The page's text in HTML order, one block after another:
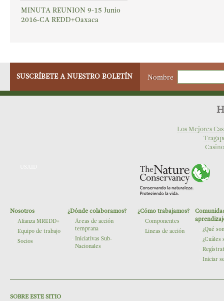
MINUTA REUNION 9-15 Junio
2016-CA REDD+Oaxaca
SUSCRÍBETE A NUESTRO BOLETÍN Nombre
Los Mejores
The Nature Conservancy
Nosotros
Alianza MREDD+
Equipo de trabajo
Socios
¿Dónde colaboramos?
Áreas de acción
temprana
Iniciativas Sub-
Nacionales
¿Cómo trabajamos?
Componentes
Lineas de acción
¿Qué
¿Cuáles
Iniciar
SOBRE ESTE SITIO